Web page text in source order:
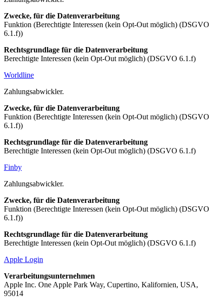
Zwecke, für die Datenverarbeitung
Funktion (Berechtigte Interessen (kein Opt-Out möglich) (DSGVO
6.1.f))
Rechtsgrundlage für die Datenverarbeitung
Berechtigte Interessen (kein Opt-Out möglich) (DSGVO 6.1.f)
Worldline
Zahlungsabwickler.
Zwecke, für die Datenverarbeitung
Funktion (Berechtigte Interessen (kein Opt-Out möglich) (DSGVO
6.1.f))
Rechtsgrundlage für die Datenverarbeitung
Berechtigte Interessen (kein Opt-Out möglich) (DSGVO 6.1.f)
Finby
Zahlungsabwickler.
Zwecke, für die Datenverarbeitung
Funktion (Berechtigte Interessen (kein Opt-Out möglich) (DSGVO
6.1.f))
Rechtsgrundlage für die Datenverarbeitung
Berechtigte Interessen (kein Opt-Out möglich) (DSGVO 6.1.f)
Apple Login
Verarbeitungsunternehmen
Apple Inc. One Apple Park Way, Cupertino, Kalifornien, USA,
95014